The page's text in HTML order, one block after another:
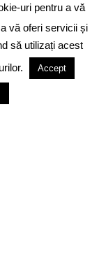
uri pentru a vă
vă oferi servicii și
să utilizați acest
Accept